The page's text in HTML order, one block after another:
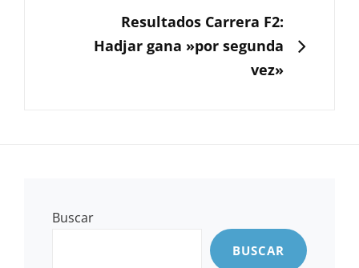
SIGUIENTEResultados Carrera F2:
Hadjar gana »por segunda
vez»
Buscar
BUSCAR